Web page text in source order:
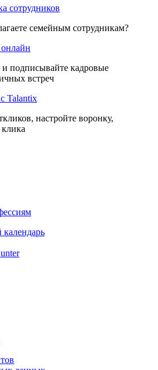
сотрудников
семейным сотрудникам?
и подписывайте кадровые
встреч
Talantix
настройте воронку,